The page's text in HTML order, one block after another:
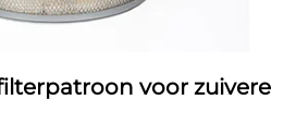
voor zuivere